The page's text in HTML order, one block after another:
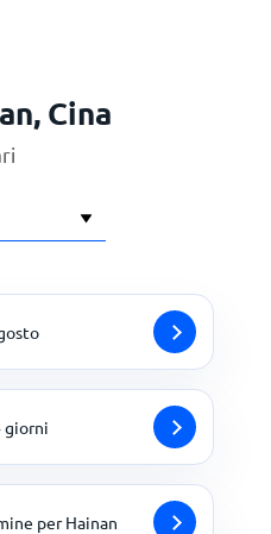
Cina
giorni
per Hainan